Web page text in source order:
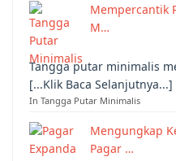
Mempercantik
M…
Tangga putar minimalis
[...Klik Baca Selanjutnya...]
In Tangga Putar Minimalis
Mengungkap
Pagar …